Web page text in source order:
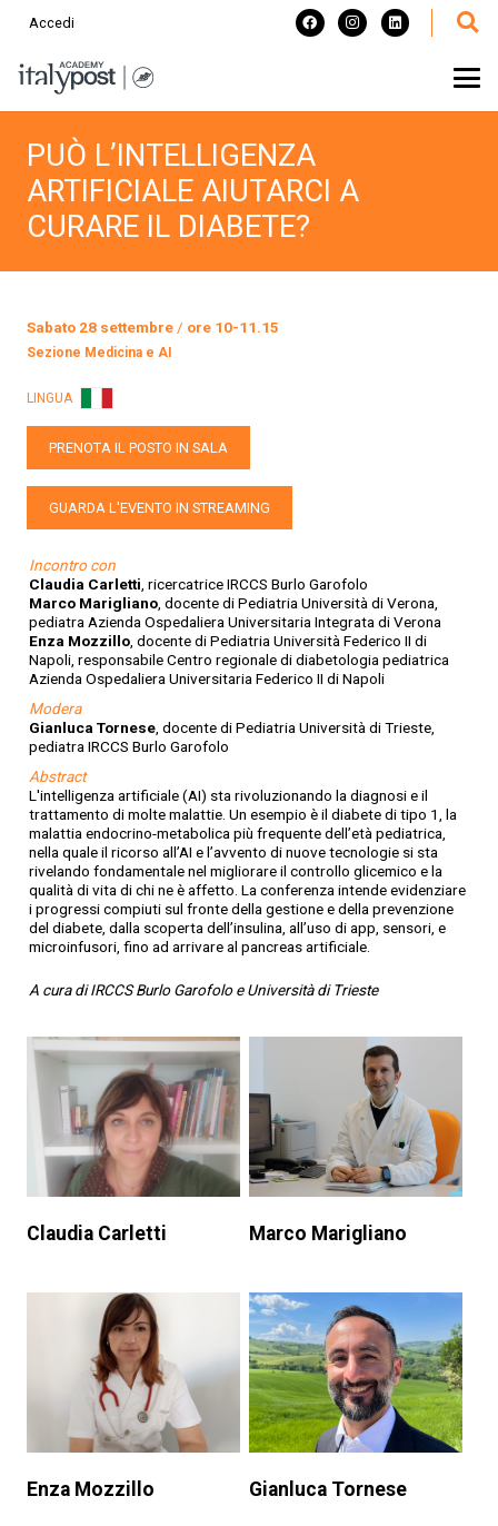
Accedi
PUÒ L’INTELLIGENZA
ARTIFICIALE AIUTARCI A
CURARE IL DIABETE?
Sabato 28 settembre / ore 10-11.15
Sezione Medicina e AI
LINGUA
PRENOTA IL POSTO IN SALA
GUARDA L'EVENTO IN STREAMING
Incontro con
Claudia Carletti , ricercatrice IRCCS Burlo Garofolo
Marco Marigliano , docente di Pediatria Università di Verona,
pediatra Azienda Ospedaliera Universitaria Integrata di Verona
Enza Mozzillo , docente di Pediatria Università Federico II di
Napoli, responsabile Centro regionale di diabetologia pediatrica
Azienda Ospedaliera Universitaria Federico II di Napoli
Modera
Gianluca Tornese , docente di Pediatria Università di Trieste,
pediatra IRCCS Burlo Garofolo
Abstract
L'intelligenza artificiale (AI) sta rivoluzionando la diagnosi e il
trattamento di molte malattie. Un esempio è il diabete di tipo 1, la
malattia endocrino-metabolica più frequente dell’età pediatrica,
nella quale il ricorso all’AI e l’avvento di nuove tecnologie si sta
rivelando fondamentale nel migliorare il controllo glicemico e la
qualità di vita di chi ne è affetto. La conferenza intende evidenziare
i progressi compiuti sul fronte della gestione e della prevenzione
del diabete, dalla scoperta dell’insulina, all’uso di app, sensori, e
microinfusori, fino ad arrivare al pancreas artificiale.
A cura di IRCCS Burlo Garofolo e Università di Trieste
Claudia Carletti Marco Marigliano
Enza Mozzillo Gianluca Tornese